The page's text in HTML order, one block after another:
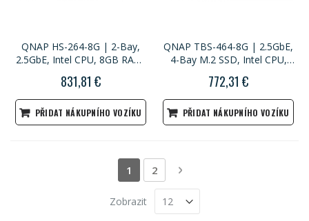
QNAP HS-264-8G | 2-Bay,
2.5GbE, Intel CPU, 8GB RAM,
831,81 €
PŘIDAT NÁKUPNÍHO VOZÍKU
QNAP TBS-464-8G | 2.5GbE,
4-Bay M.2 SSD, Intel CPU,
Multimedia NAS
772,31 €
PŘIDAT NÁKUPNÍHO VOZÍKU
Stránka
Právě si prohlížíte stránku
1 Stránka
2 Stránka
Následující
Zobrazit